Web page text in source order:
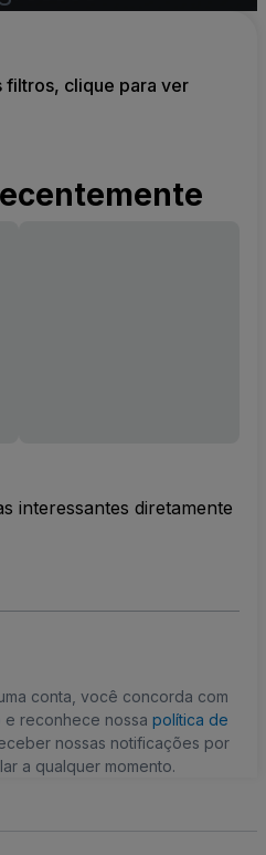
filtros, clique para ver
interessantes diretamente
conta, você concorda com
e reconhece nossa política de
nossas notificações por
a qualquer momento.